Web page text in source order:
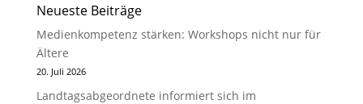
Neueste Beiträge
Medienkompetenz stärken: Workshops nicht nur für
Ältere
20. Juli 2026
Landtagsabgeordnete informiert sich im